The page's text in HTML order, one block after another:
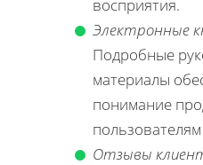
восприятия.
Электронные
Подробные
материалы
понимание
Отзывы